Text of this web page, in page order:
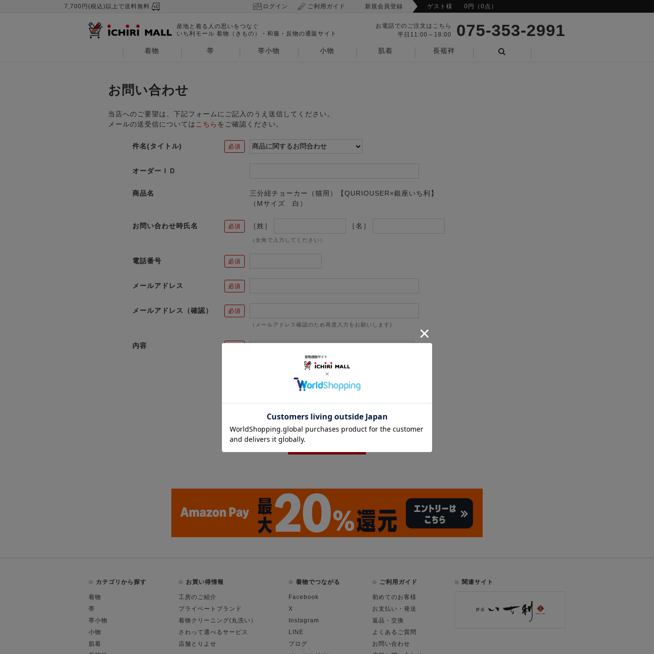
7,700円(税込)以上で送料無料 ログイン ご利用ガイド 新規会員登録 ゲスト様 0円（0点）
産地と着る人の思いをつなぐ
いち利モール 着物（きもの）・和服・反物の通販サイト
お電話でのご注文はこちら
平日11:00～18:00
075-353-2991
着物 帯 帯小物 小物 肌着
長襦袢
お問い合わせ
当店へのご要望は、下記フォームにご記入のうえ送信してください。
メールの送受信については こちら をご確認ください。
件名(タイトル)
オーダーＩＤ
商品名
三分紐チョーカー（猫用）【QURIOUSER×銀座いち利】
（Mサイズ 白）
お問い合わせ時氏名 ［姓］ ［名］
（全角で入力してください）
電話番号
メールアドレス
メールアドレス（確認）
（メールアドレス確認のため再度入力をお願いします)
内容
カテゴリから探す
着物
帯
帯小物
小物
肌着
お買い得情報
工房のご紹介
プライベートブランド
着物クリーニング(丸洗い）
さわって選べるサービス
店舗とりよせ
着物でつながる
Facebook
X
Instagram
LINE
ブログ
ご利用ガイド
初めてのお客様
お支払い・発送
返品・交換
よくあるご質問
お問い合わせ
関連サイト